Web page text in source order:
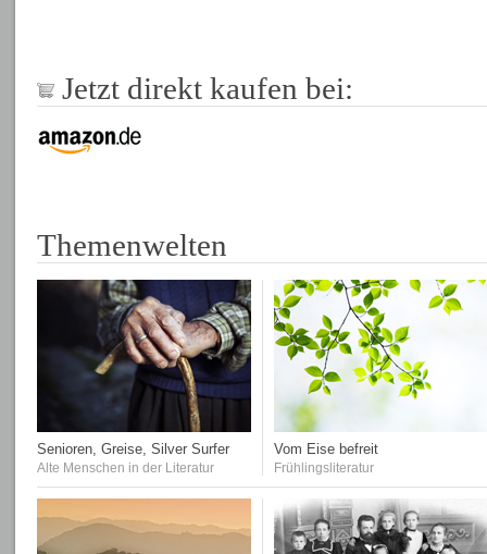
Jetzt direkt kaufen bei:
Themenwelten
Senioren, Greise, Silver Surfer
Alte Menschen in der Literatur
Vom Eise befreit
Frühlingsliteratur